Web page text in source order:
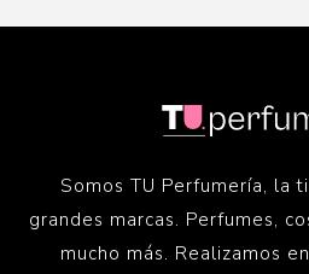
Somos TU Perfumería, la
grandes marcas. Perfumes,
mucho más. Realizamos